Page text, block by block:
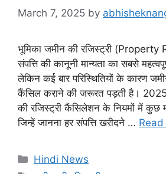
March 7, 2025 by
भूमिका जमीन की रजिस्ट्री (Property
संपत्ति की कानूनी मान्यता का सबसे
लेकिन कई बार परिस्थितियों के कारण
कैंसिल कराने की जरूरत पड़ती है।
की रजिस्ट्री कैंसिलेशन के नियमों में कुछ
जिन्हें जानना हर संपत्ति खरीदने …
Categories
Hindi News